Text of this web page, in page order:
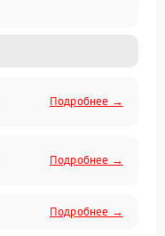
Подробнее →
Подробнее →
Подробнее →